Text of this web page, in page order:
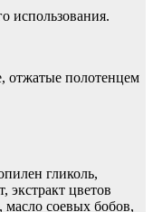
использования.
отжатые полотенцем
гликоль,
экстракт цветов
соевых бобов,